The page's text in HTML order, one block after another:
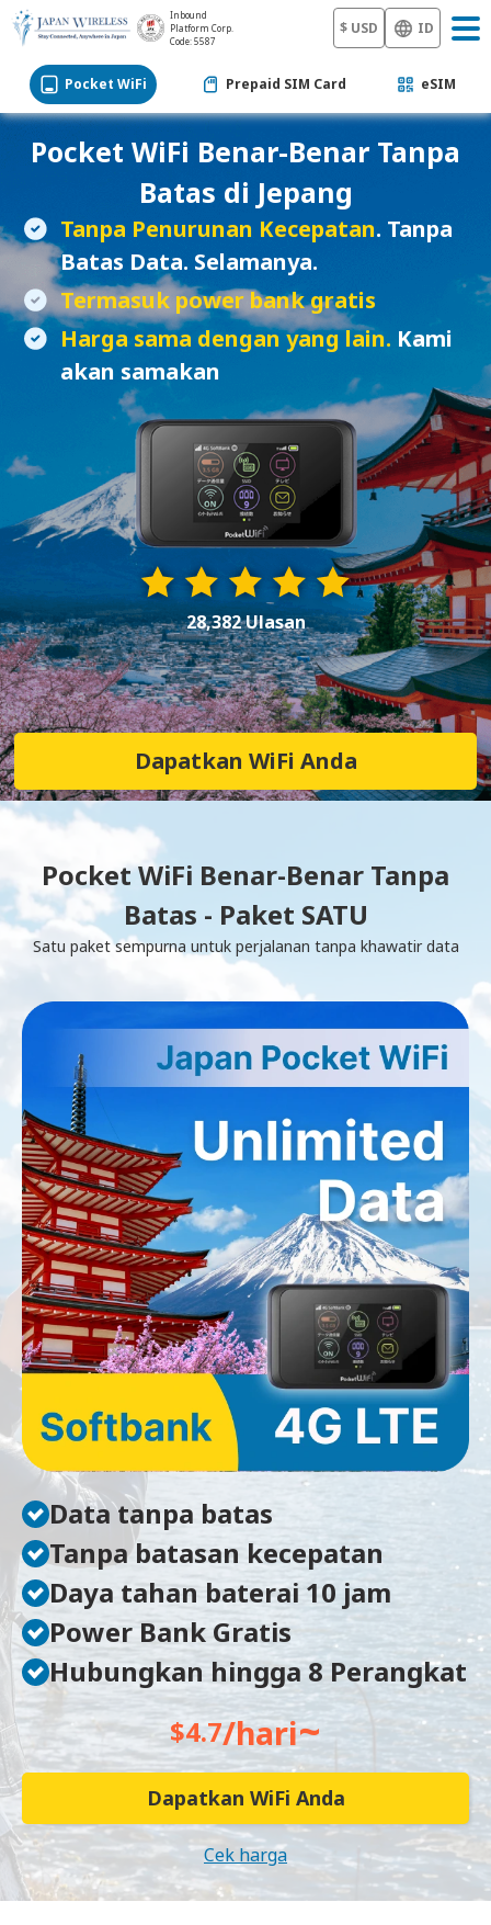
Inbound
Platform Corp.
Code: 5587
$ USD ID
Pocket WiFi Prepaid SIM Card eSIM
Pocket WiFi Benar-Benar Tanpa
Batas di Jepang
Tanpa Penurunan Kecepatan. Tanpa
Batas Data. Selamanya.
Termasuk power bank gratis
Harga sama dengan yang lain. Kami
akan samakan
28,382 Ulasan
Dapatkan WiFi Anda
Pocket WiFi Benar-Benar Tanpa
Batas - Paket SATU
Satu paket sempurna untuk perjalanan tanpa khawatir data
Data tanpa batas
Tanpa batasan kecepatan
Daya tahan baterai 10 jam
Power Bank Gratis
Hubungkan hingga 8 Perangkat
$4.7/hari~
Dapatkan WiFi Anda
Cek harga